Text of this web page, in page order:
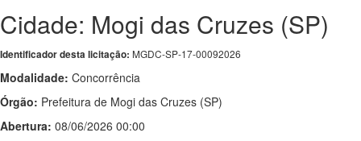
Cidade: Mogi das Cruzes (SP)
Identificador desta licitação: MGDC-SP-17-00092026
Modalidade: Concorrência
Órgão: Prefeitura de Mogi das Cruzes (SP)
Abertura: 08/06/2026 00:00